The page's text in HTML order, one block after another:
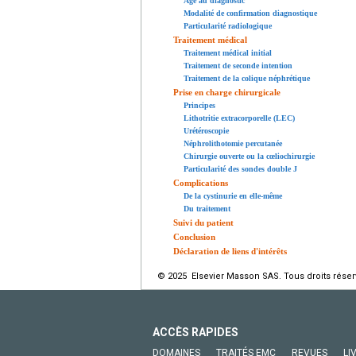
Modalité de confirmation diagnostique
Particularité radiologique
Traitement médical
Traitement médical initial
Traitement de seconde intention
Traitement de la colique néphrétique
Prise en charge chirurgicale
Principes
Lithotritie extracorporelle (LEC)
Urétéroscopie
Néphrolithotomie percutanée
Chirurgie ouverte ou la cœliochirurgie
Particularité des sondes double J
Complications
De la cystinurie en elle-même
Du traitement
Suivi du patient
Conclusion
Déclaration de liens d'intérêts
© 2025 Elsevier Masson SAS. Tous droits
ACCÈS RAPIDES
DOMAINES TRAITÉS EMC REVUES